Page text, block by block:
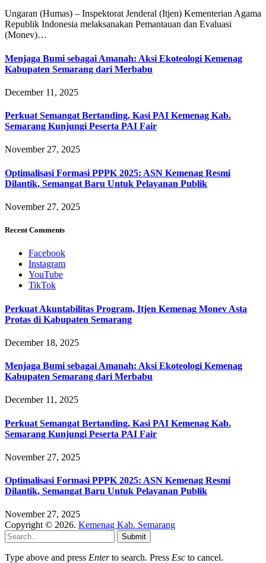
Ungaran (Humas) – Inspektorat Jenderal (Itjen) Kementerian Agama
Republik Indonesia melaksanakan Pemantauan dan Evaluasi
(Monev)…
Menjaga Bumi sebagai Amanah: Aksi Ekoteologi Kemenag
Kabupaten Semarang dari Merbabu
December 11, 2025
Perkuat Semangat Bertanding, Kasi PAI Kemenag Kab.
Semarang Kunjungi Peserta PAI Fair
November 27, 2025
Optimalisasi Formasi PPPK 2025: ASN Kemenag Resmi
Dilantik, Semangat Baru Untuk Pelayanan Publik
November 27, 2025
Recent Comments
Facebook
Instagram
YouTube
TikTok
Perkuat Akuntabilitas Program, Itjen Kemenag Monev Asta
Protas di Kabupaten Semarang
December 18, 2025
Menjaga Bumi sebagai Amanah: Aksi Ekoteologi Kemenag
Kabupaten Semarang dari Merbabu
December 11, 2025
Perkuat Semangat Bertanding, Kasi PAI Kemenag Kab.
Semarang Kunjungi Peserta PAI Fair
November 27, 2025
Optimalisasi Formasi PPPK 2025: ASN Kemenag Resmi
Dilantik, Semangat Baru Untuk Pelayanan Publik
November 27, 2025
Copyright © 2026. Kemenag Kab. Semarang
Submit
Type above and press Enterto search. Press Esc to cancel.